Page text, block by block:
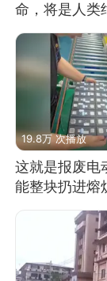
命，将是人类
始？
19.8万 次播放
这就是报废电
能整块扔进熔